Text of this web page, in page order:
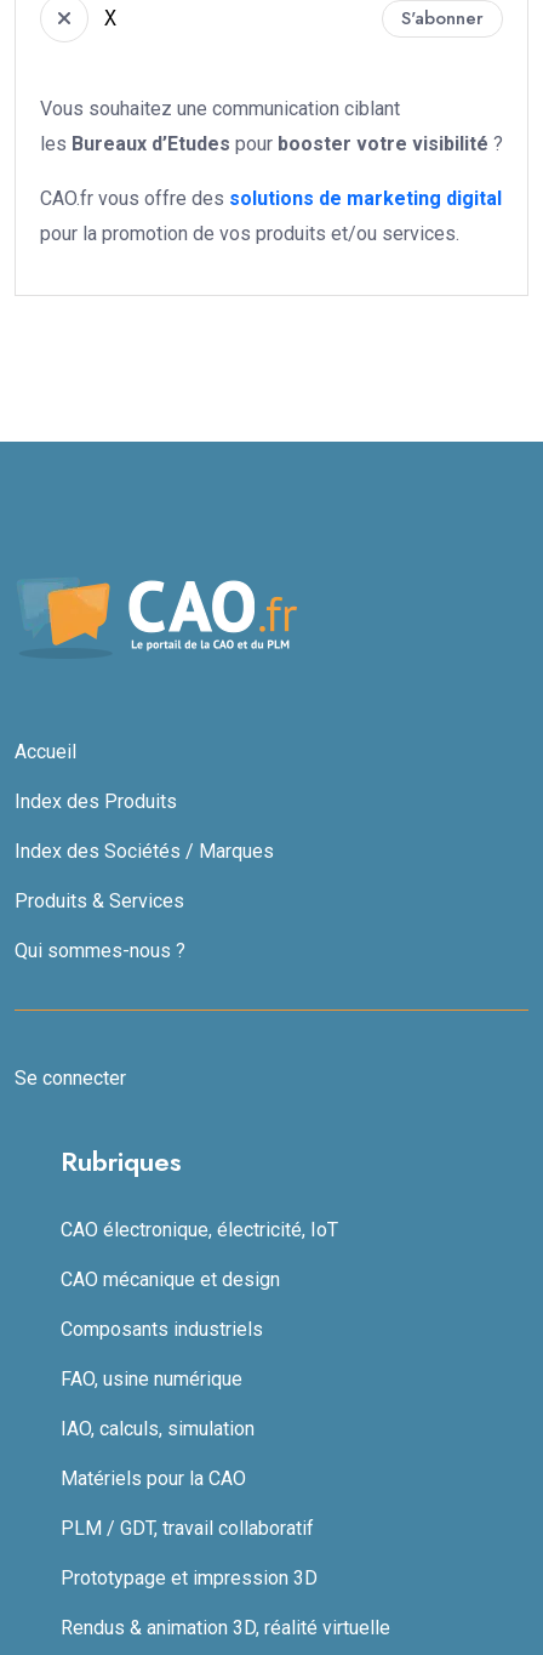
X S'abonner
Vous souhaitez une communication ciblant
les Bureaux d’Etudes pour booster votre visibilité ?
CAO.fr vous offre des solutions de marketing digital
pour la promotion de vos produits et/ou services.
Accueil
Index des Produits
Index des Sociétés / Marques
Produits & Services
Qui sommes-nous ?
Se connecter
Rubriques
CAO électronique, électricité, IoT
CAO mécanique et design
Composants industriels
FAO, usine numérique
IAO, calculs, simulation
Matériels pour la CAO
PLM / GDT, travail collaboratif
Prototypage et impression 3D
Rendus & animation 3D, réalité virtuelle